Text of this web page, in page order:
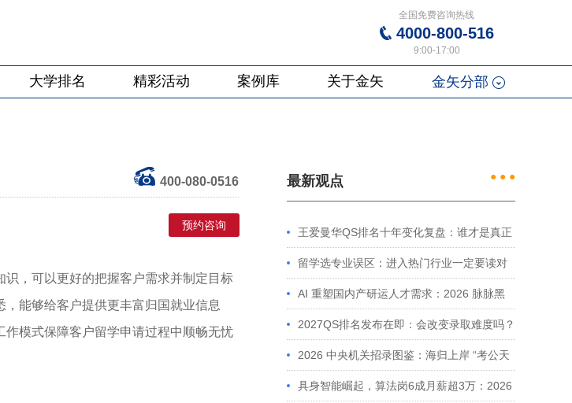
全国免费咨询热线
4000-800-516
9:00-17:00
大学排名 精彩活动 案例库 关于金矢 金矢分部
预约咨询
400-080-0516
，可以更好的把握客户需求并制定目标
能够给客户提供更丰富归国就业信息
模式保障客户留学申请过程中顺畅无忧
最新观点 ● ● ●
王爱曼华QS排名十年变化复盘：谁才是真正
的赢家？
留学选专业误区：进入热门行业一定要读对
口专业吗？
AI 重塑国内产研运人才需求：2026 脉脉黑
皮书解读及留学规划启示
2027QS排名发布在即：会改变录取难度吗？
2026 中央机关招录图鉴：海归上岸 “考公天
花板” 的核心特征解析
具身智能崛起，算法岗6成月薪超3万：2026